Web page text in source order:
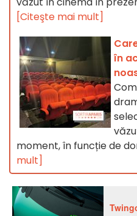
[Citeşte mai mult]
în
moment, în funcție de
mult]